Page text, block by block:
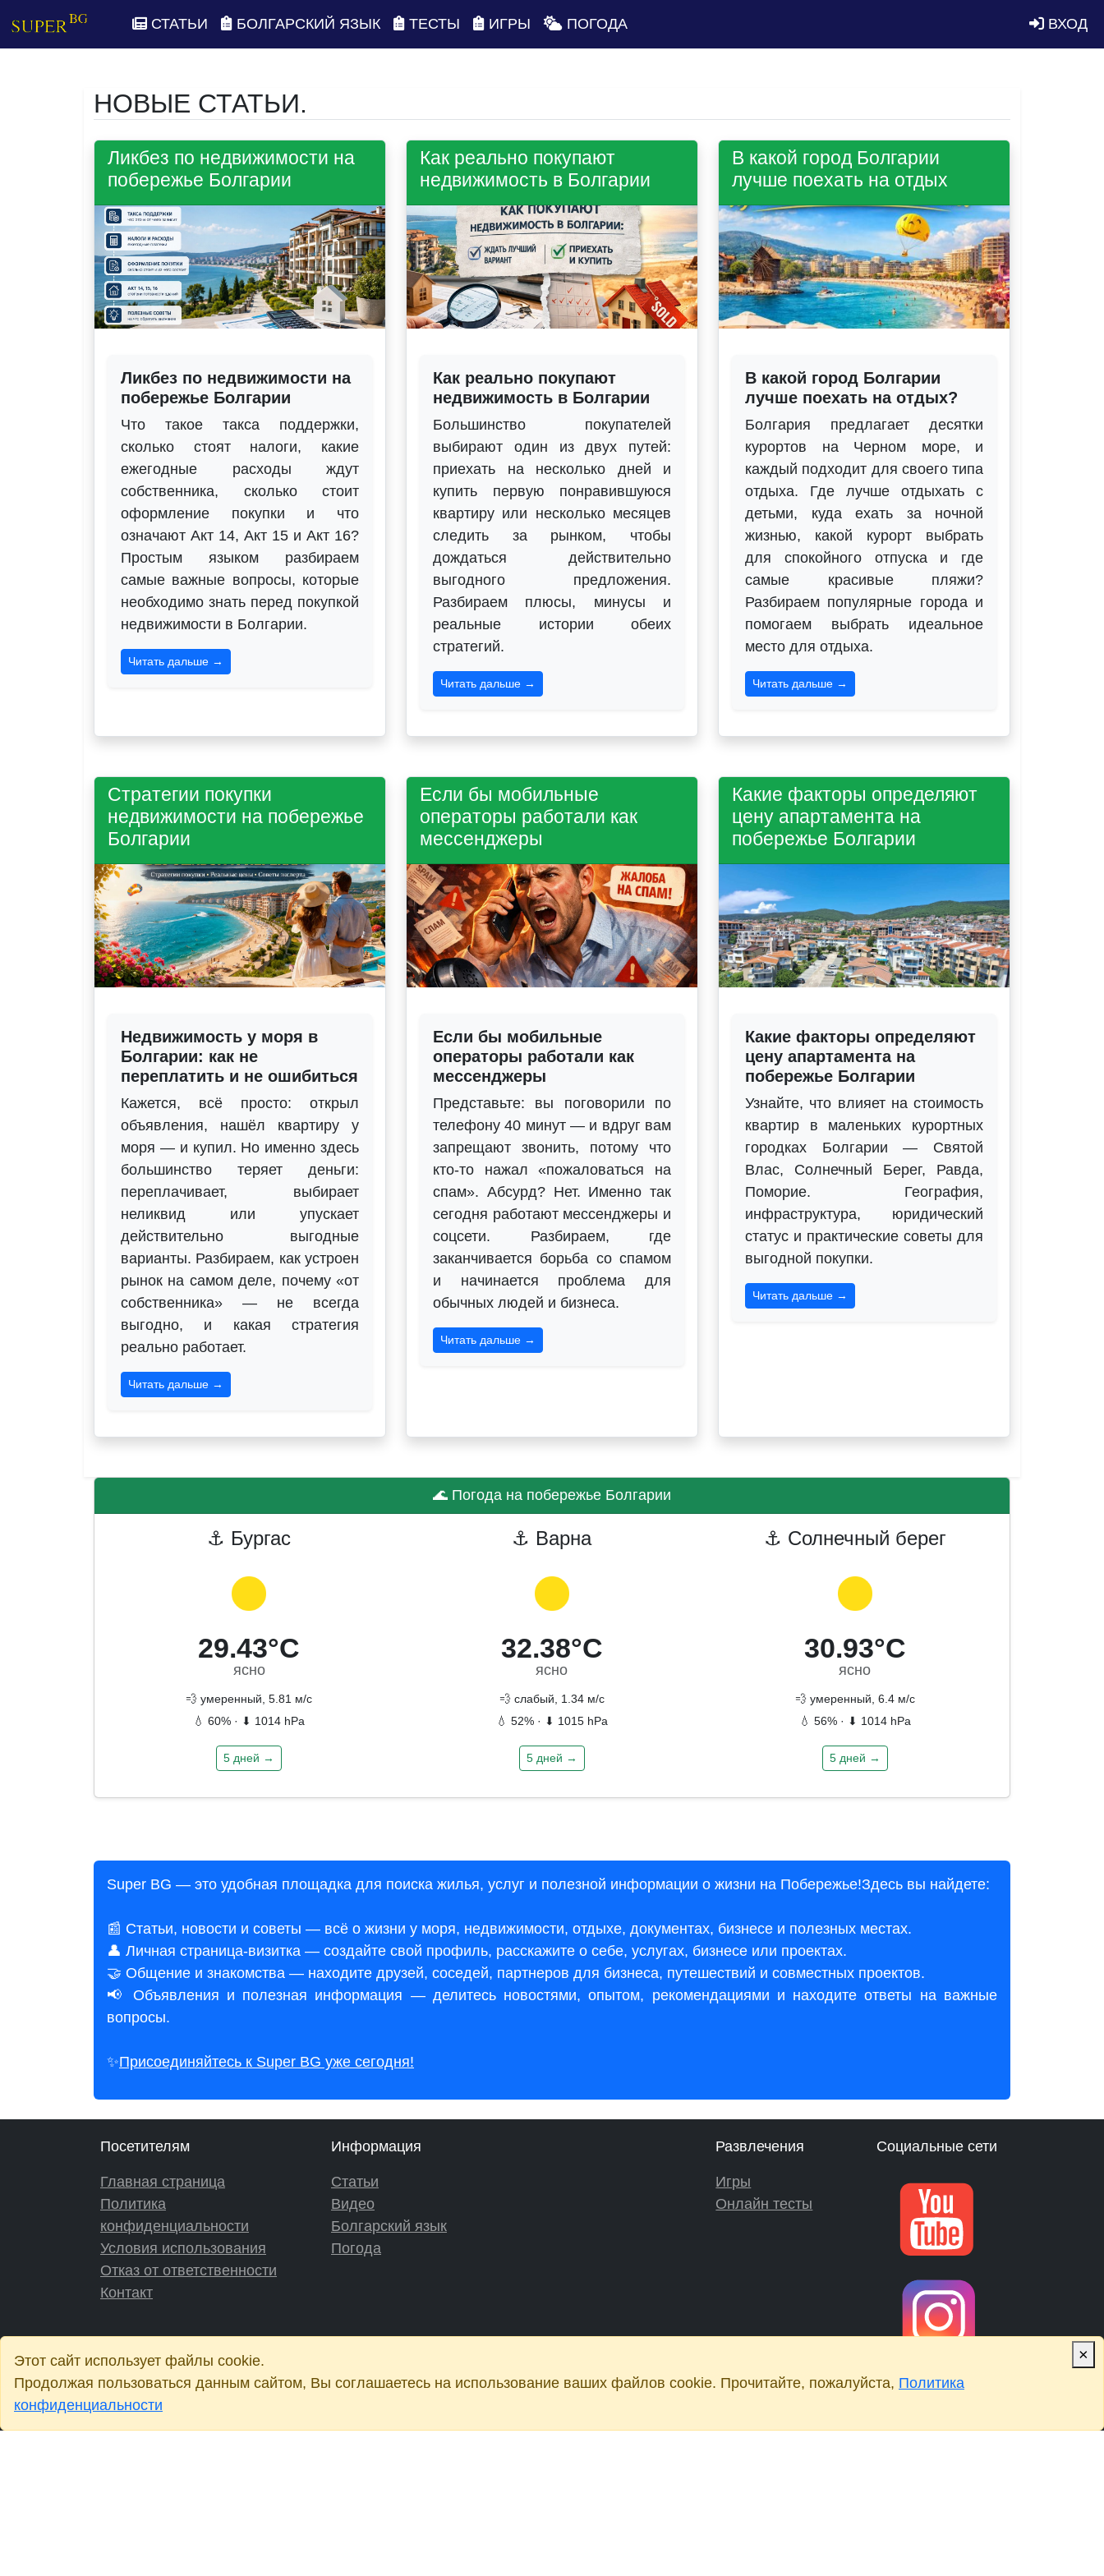
СТАТЬИ БОЛГАРСКИЙ ЯЗЫК ТЕСТЫ ИГРЫ ПОГОДА ВХОД
НОВЫЕ СТАТЬИ.
Ликбез по недвижимости на
побережье Болгарии
Ликбез по недвижимости на
побережье Болгарии
Что такое такса поддержки,
сколько стоят налоги, какие
ежегодные расходы ждут
собственника, сколько стоит
оформление покупки и что
означают Акт 14, Акт 15 и Акт 16?
Простым языком разбираем
самые важные вопросы, которые
необходимо знать перед покупкой
недвижимости в Болгарии.
Читать дальше →
Как реально покупают
недвижимость в Болгарии
Как реально покупают
недвижимость в Болгарии
Большинство покупателей
выбирают один из двух путей:
приехать на несколько дней и
купить первую понравившуюся
квартиру или несколько месяцев
следить за рынком, чтобы
дождаться действительно
выгодного предложения.
Разбираем плюсы, минусы и
реальные истории обеих
стратегий.
Читать дальше →
В какой город Болгарии
лучше поехать на отдых
В какой город Болгарии
лучше поехать на отдых?
Болгария предлагает десятки
курортов на Черном море, и
каждый подходит для своего типа
отдыха. Где лучше отдыхать с
детьми, куда ехать за ночной
жизнью, какой курорт выбрать
для спокойного отпуска и где
самые красивые пляжи?
Разбираем популярные города и
помогаем выбрать идеальное
место для отдыха.
Читать дальше →
Стратегии покупки
недвижимости на побережье
Болгарии
Недвижимость у моря в
Болгарии: как не
переплатить и не ошибиться
Кажется, всё просто: открыл
объявления, нашёл квартиру у
моря — и купил. Но именно здесь
большинство теряет деньги:
переплачивает, выбирает
неликвид или упускает
действительно выгодные
варианты. Разбираем, как устроен
рынок на самом деле, почему «от
собственника» — не всегда
выгодно, и какая стратегия
реально работает.
Читать дальше →
Если бы мобильные
операторы работали как
мессенджеры
Если бы мобильные
операторы работали как
мессенджеры
Представьте: вы поговорили по
телефону 40 минут — и вдруг вам
запрещают звонить, потому что
кто-то нажал «пожаловаться на
спам». Абсурд? Нет. Именно так
сегодня работают мессенджеры и
соцсети. Разбираем, где
заканчивается борьба со спамом
и начинается проблема для
обычных людей и бизнеса.
Читать дальше →
Какие факторы определяют
цену апартамента на
побережье Болгарии
Какие факторы определяют
цену апартамента на
побережье Болгарии
Узнайте, что влияет на стоимость
квартир в маленьких курортных
городках Болгарии — Святой
Влас, Солнечный Берег, Равда,
Поморие. География,
инфраструктура, юридический
статус и практические советы для
выгодной покупки.
Читать дальше →
🌊 Погода на побережье Болгарии
⚓ Бургас
29.43°C
ясно
💨 умеренный, 5.81 м/с
💧 60% · ⬇ 1014 hPa
5 дней →
⚓ Варна
32.38°C
ясно
💨 слабый, 1.34 м/с
💧 52% · ⬇ 1015 hPa
5 дней →
⚓ Солнечный берег
30.93°C
ясно
💨 умеренный, 6.4 м/с
💧 56% · ⬇ 1014 hPa
5 дней →
Super BG — это удобная площадка для поиска жилья, услуг и полезной информации о жизни на Побережье!Здесь вы найдете:
📰 Статьи, новости и советы — всё о жизни у моря, недвижимости, отдыхе, документах, бизнесе и полезных местах.
👤 Личная страница-визитка — создайте свой профиль, расскажите о себе, услугах, бизнесе или проектах.
🤝 Общение и знакомства — находите друзей, соседей, партнеров для бизнеса, путешествий и совместных проектов.
📢 Объявления и полезная информация — делитесь новостями, опытом, рекомендациями и находите ответы на важные
вопросы.
✨Присоединяйтесь к Super BG уже сегодня!
Посетителям
Главная страница
Политика
конфиденциальности
Условия использования
Отказ от ответственности
Контакт
Информация
Статьи
Видео
Болгарский язык
Погода
Развлечения
Игры
Онлайн тесты
Социальные сети
×
Этот сайт использует файлы cookie.
Продолжая пользоваться данным сайтом, Вы соглашаетесь на использование ваших файлов cookie. Прочитайте, пожалуйста, Политика
конфиденциальности